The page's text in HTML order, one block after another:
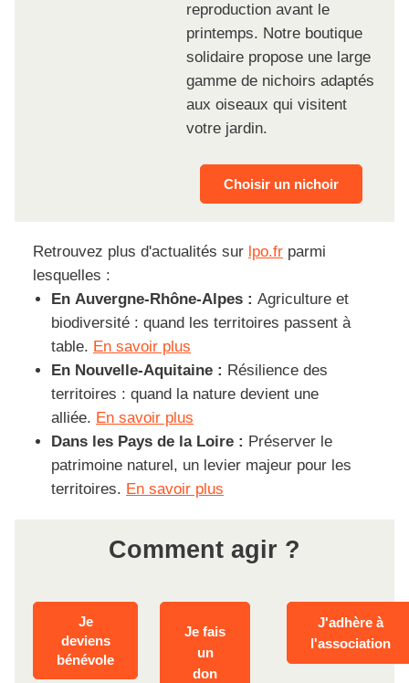
reproduction avant le
printemps. Notre boutique
solidaire propose une large
gamme de nichoirs adaptés
aux oiseaux qui visitent
votre jardin.
Choisir un nichoir
Retrouvez plus d'actualités sur lpo.fr parmi
lesquelles :
En Auvergne-Rhône-Alpes : Agriculture et
biodiversité : quand les territoires passent à
table. En savoir plus
En Nouvelle-Aquitaine : Résilience des
territoires : quand la nature devient une
alliée. En savoir plus
Dans les Pays de la Loire : Préserver le
patrimoine naturel, un levier majeur pour les
territoires. En savoir plus
Comment agir ?
Je
deviens
bénévole
Je fais
un
don
J'adhère à
l'association